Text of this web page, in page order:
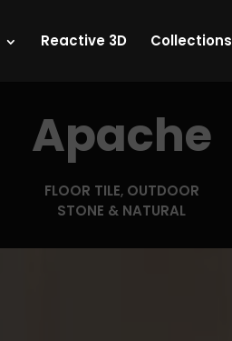
Reactive 3D Collections
Apache
FLOOR TILE, OUTDOOR
STONE & NATURAL